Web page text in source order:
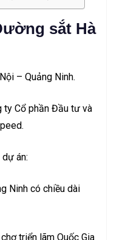
sắt Hà
– Quảng Ninh.
ty Cổ phần Đầu tư và
án:
Ninh có chiều dài
triển lãm Quốc Gia